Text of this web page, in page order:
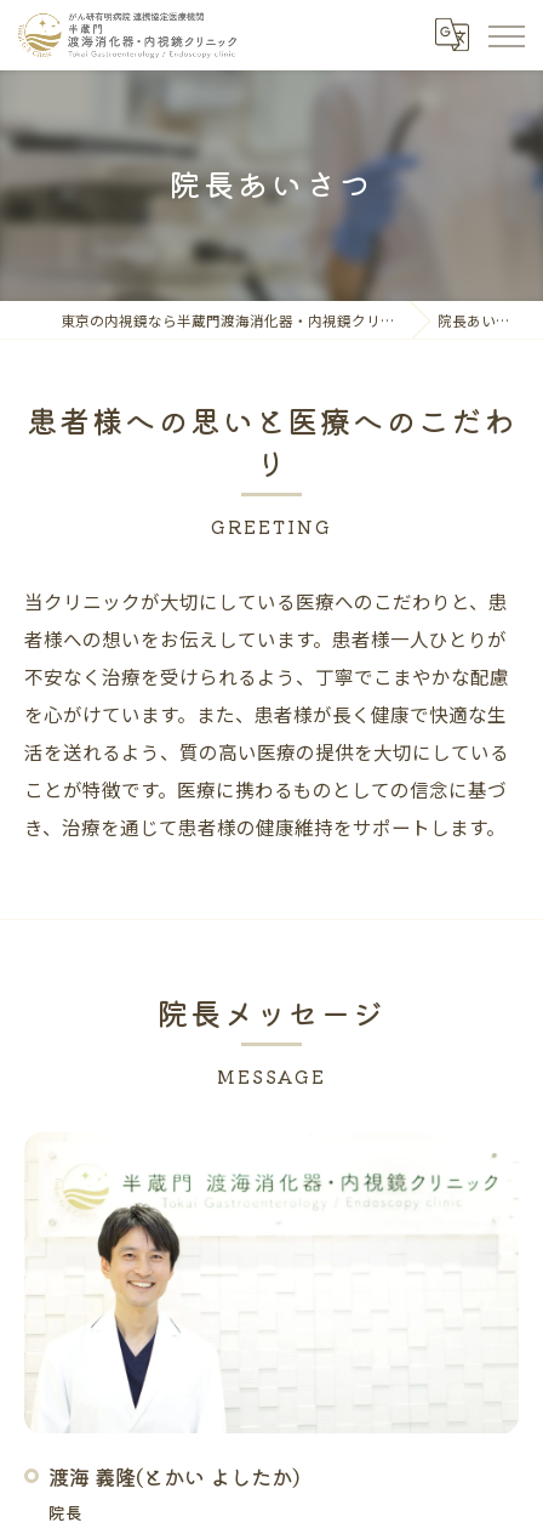
院長あいさつ
東京の内視鏡なら半蔵門渡海消化器・内視鏡クリニック 院長あいさつ
患者様への思いと医療へのこだわ
り
GREETING
当クリニックが大切にしている医療へのこだわりと、患
者様への想いをお伝えしています。患者様一人ひとりが
不安なく治療を受けられるよう、丁寧でこまやかな配慮
を心がけています。また、患者様が長く健康で快適な生
活を送れるよう、質の高い医療の提供を大切にしている
ことが特徴です。医療に携わるものとしての信念に基づ
き、治療を通じて患者様の健康維持をサポートします。
院長メッセージ
MESSAGE
渡海 義隆(とかい よしたか)
院長